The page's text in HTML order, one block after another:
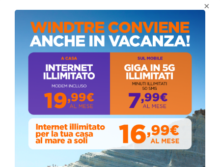
×
Coronavirus: messaggio del Sindaco Zambito
ai cittadini
Domenica, Novembre 22, 2020
Stefano Bissi entra nella Strada degli
Scrittori, celebrazione a Siculiana (VIDEO)
Giovedì, Luglio 30, 2026
La pandemia covid nella provincia agrigentina,